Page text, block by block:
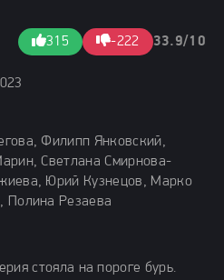
Филипп Янковский,
Светлана Смирнова-
Юрий Кузнецов, Марко
Полина Резаева
315 -222 33.9/10
стояла на пороге бурь.